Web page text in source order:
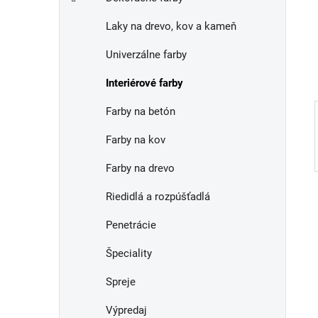
Laky na drevo, kov a kameň
Univerzálne farby
Interiérové farby
Farby na betón
Farby na kov
Farby na drevo
Riedidlá a rozpúšťadlá
Penetrácie
Špeciality
Spreje
Výpredaj